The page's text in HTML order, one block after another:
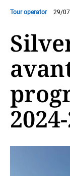
Tour operator 29/